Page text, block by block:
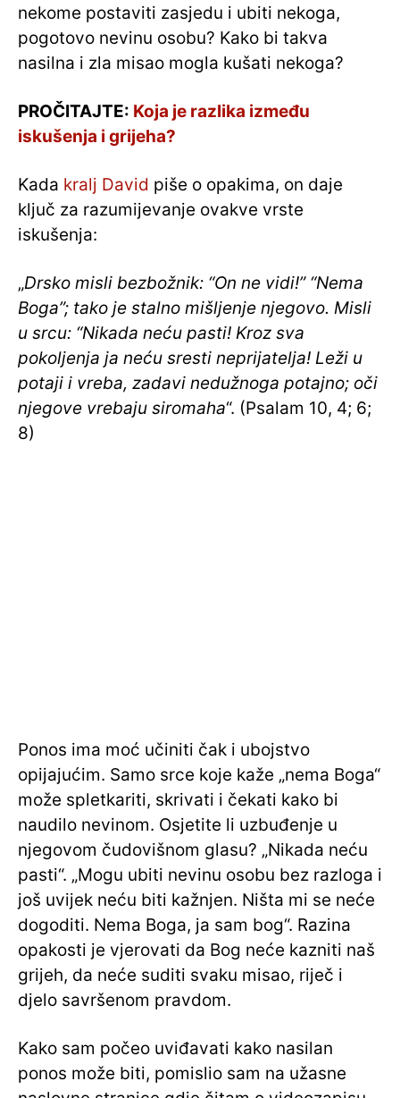
nekome postaviti zasjedu i ubiti nekoga,
pogotovo nevinu osobu? Kako bi takva
nasilna i zla misao mogla kušati nekoga?
PROČITAJTE: Koja je razlika između
iskušenja i grijeha?
Kada kralj David piše o opakima, on daje
ključ za razumijevanje ovakve vrste
iskušenja:
„Drsko misli bezbožnik: “On ne vidi!” “Nema
Boga”; tako je stalno mišljenje njegovo. Misli
u srcu: “Nikada neću pasti! Kroz sva
pokoljenja ja neću sresti neprijatelja! Leži u
potaji i vreba, zadavi nedužnoga potajno; oči
njegove vrebaju siromaha“. (Psalam 10, 4; 6;
8)
Ponos ima moć učiniti čak i ubojstvo
opijajućim. Samo srce koje kaže „nema Boga“
može spletkariti, skrivati i čekati kako bi
naudilo nevinom. Osjetite li uzbuđenje u
njegovom čudovišnom glasu? „Nikada neću
pasti“. „Mogu ubiti nevinu osobu bez razloga i
još uvijek neću biti kažnjen. Ništa mi se neće
dogoditi. Nema Boga, ja sam bog“. Razina
opakosti je vjerovati da Bog neće kazniti naš
grijeh, da neće suditi svaku misao, riječ i
djelo savršenom pravdom.
Kako sam počeo uviđavati kako nasilan
ponos može biti, pomislio sam na užasne